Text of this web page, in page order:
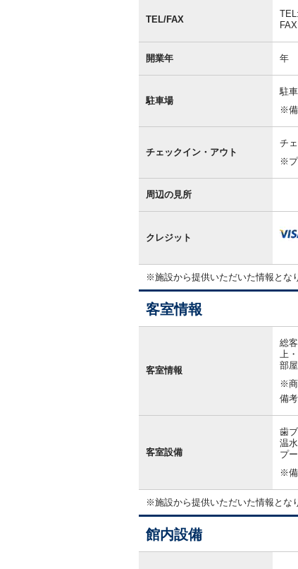
TEL/FAX
開業年 年
駐車場
駐
※備
チェックイン・アウト
チ
※プ
周辺の見所
クレジット
※施設から提供いただいた情報とな
客室情報
報
客室情報
総
上
部
※商
備考
客室設備
歯
温
プ
※備
※施設から提供いただいた情報とな
館内設備